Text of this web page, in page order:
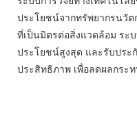
ประโยชน์จากทรัพยากรนวัต
ที่เป็นมิตรต่อสิ่งแวดล้อม ระ
ประโยชน์สูงสุด และรับประ
ประสิทธิภาพ เพื่อลดผลกระ